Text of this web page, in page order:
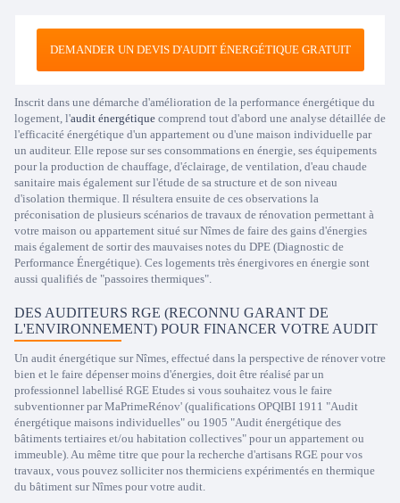
DEMANDER UN DEVIS D'AUDIT ÉNERGÉTIQUE GRATUIT
Inscrit dans une démarche d'amélioration de la performance énergétique du
logement, l'audit énergétique comprend tout d'abord une analyse détaillée de
l'efficacité énergétique d'un appartement ou d'une maison individuelle par
un auditeur. Elle repose sur ses consommations en énergie, ses équipements
pour la production de chauffage, d'éclairage, de ventilation, d'eau chaude
sanitaire mais également sur l'étude de sa structure et de son niveau
d'isolation thermique. Il résultera ensuite de ces observations la
préconisation de plusieurs scénarios de travaux de rénovation permettant à
votre maison ou appartement situé sur Nîmes de faire des gains d'énergies
mais également de sortir des mauvaises notes du DPE (Diagnostic de
Performance Énergétique). Ces logements très énergivores en énergie sont
aussi qualifiés de "passoires thermiques".
DES AUDITEURS RGE (RECONNU GARANT DE
L'ENVIRONNEMENT) POUR FINANCER VOTRE AUDIT
Un audit énergétique sur Nîmes, effectué dans la perspective de rénover votre
bien et le faire dépenser moins d'énergies, doit être réalisé par un
professionnel labellisé RGE Etudes si vous souhaitez vous le faire
subventionner par MaPrimeRénov' (qualifications OPQIBI 1911 "Audit
énergétique maisons individuelles" ou 1905 "Audit énergétique des
bâtiments tertiaires et/ou habitation collectives" pour un appartement ou
immeuble). Au même titre que pour la recherche d'artisans RGE pour vos
travaux, vous pouvez solliciter nos thermiciens expérimentés en thermique
du bâtiment sur Nîmes pour votre audit.